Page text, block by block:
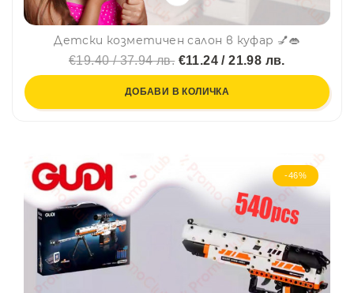
Детски козметичен салон в куфар 💅👄
€19.40 / 37.94 лв.€11.24 / 21.98 лв.
ДОБАВИ В КОЛИЧКА
-46%